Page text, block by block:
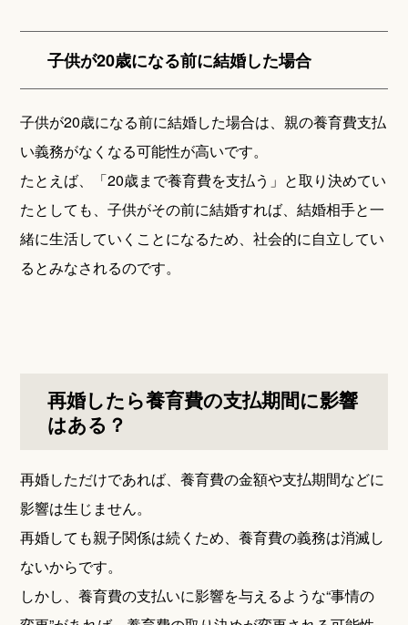
子供が20歳になる前に結婚した場合
子供が20歳になる前に結婚した場合は、親の養育費支払
い義務がなくなる可能性が高いです。
たとえば、「20歳まで養育費を支払う」と取り決めてい
たとしても、子供がその前に結婚すれば、結婚相手と一
緒に生活していくことになるため、社会的に自立してい
るとみなされるのです。
再婚したら養育費の支払期間に影響
はある？
再婚しただけであれば、養育費の金額や支払期間などに
影響は生じません。
再婚しても親子関係は続くため、養育費の義務は消滅し
ないからです。
しかし、養育費の支払いに影響を与えるような“事情の